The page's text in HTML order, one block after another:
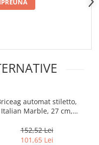
automat stiletto,
Italian Marble, 27 cm,
152,52 Lei
101,65 Lei